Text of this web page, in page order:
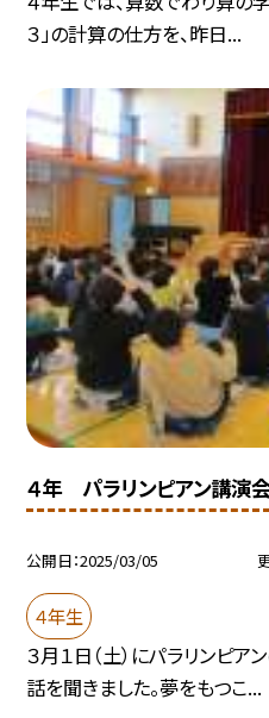
３」の計算の仕方を、昨日...
４年 パラリンピアン講演
公開日 2025/03/05
４年生
３月１日（土）にパラリンピ
話を聞きました。夢をもつこ...